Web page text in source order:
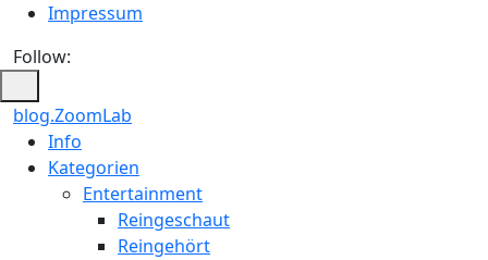
Impressum
Follow:
blog.ZoomLab
ZoomLab
//
Info
Kategorien
Entertainment
Reingeschaut
Reingehört